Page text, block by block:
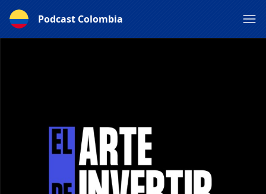
Podcast Colombia